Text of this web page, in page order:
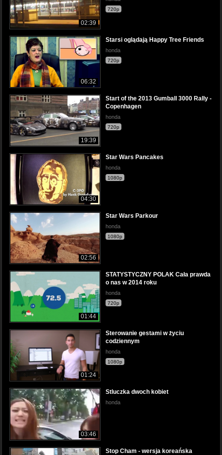
02:39
720p
06:32
Starsi oglądają Happy Tree Friends
honda
720p
19:39
Start of the 2013 Gumball 3000 Rally -
Copenhagen
honda
720p
04:30
Star Wars Pancakes
honda
1080p
02:56
Star Wars Parkour
honda
1080p
01:44
STATYSTYCZNY POLAK Cała prawda
o nas w 2014 roku
honda
720p
01:24
Sterowanie gestami w życiu
codziennym
honda
1080p
03:46
Stluczka dwoch kobiet
honda
Stop Cham - wersja koreańska